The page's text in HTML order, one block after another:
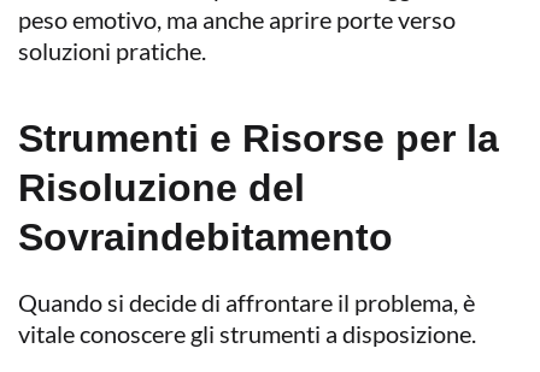
peso emotivo, ma anche aprire porte verso
soluzioni pratiche.
Strumenti e Risorse per la
Risoluzione del
Sovraindebitamento
Quando si decide di affrontare il problema, è
vitale conoscere gli strumenti a disposizione.